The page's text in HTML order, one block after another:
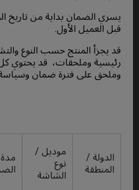
يسري الضمان بداية من تاريخ
قبل العميل الأول.
قد يجزأ المنتج حسب النوع
رئيسية وملحقات، قد يحتوي
وملحق على فترة ضمان
الدولة /
المنطقة
موديل /
نوع
الشاشة
مدة